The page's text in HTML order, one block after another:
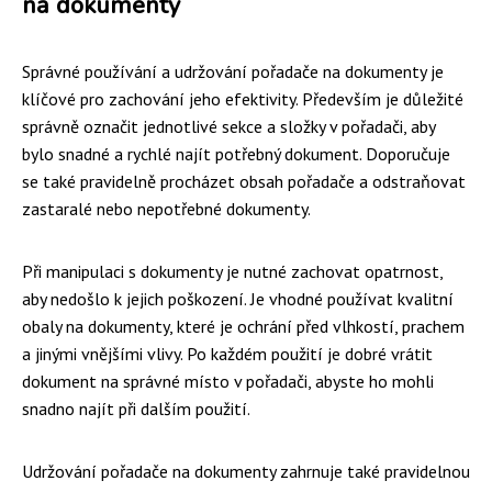
Správné používání a udržování pořadače na dokumenty je
klíčové pro zachování jeho efektivity. Především je důležité
správně označit jednotlivé sekce a složky v pořadači, aby
bylo snadné a rychlé najít potřebný dokument. Doporučuje
se také pravidelně procházet obsah pořadače a odstraňovat
zastaralé nebo nepotřebné dokumenty.
Při manipulaci s dokumenty je nutné zachovat opatrnost,
aby nedošlo k jejich poškození. Je vhodné používat kvalitní
obaly na dokumenty, které je ochrání před vlhkostí, prachem
a jinými vnějšími vlivy. Po každém použití je dobré vrátit
dokument na správné místo v pořadači, abyste ho mohli
snadno najít při dalším použití.
Udržování pořadače na dokumenty zahrnuje také pravidelnou